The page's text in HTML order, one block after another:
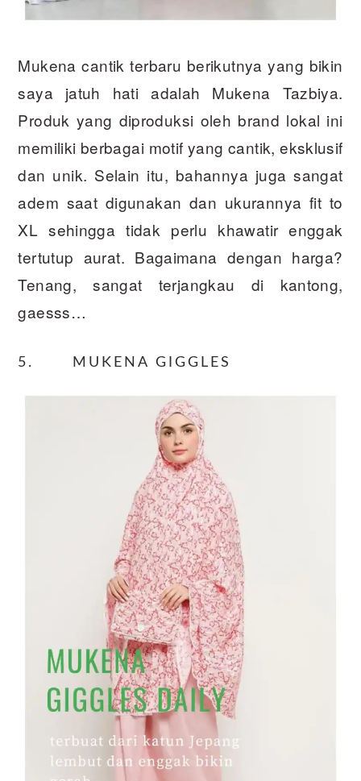
Mukena cantik terbaru berikutnya yang bikin
saya jatuh hati adalah Mukena Tazbiya.
Produk yang diproduksi oleh brand lokal ini
memiliki berbagai motif yang cantik, eksklusif
dan unik. Selain itu, bahannya juga sangat
adem saat digunakan dan ukurannya fit to
XL sehingga tidak perlu khawatir enggak
tertutup aurat. Bagaimana dengan harga?
Tenang, sangat terjangkau di kantong,
gaesss…
5. MUKENA GIGGLES